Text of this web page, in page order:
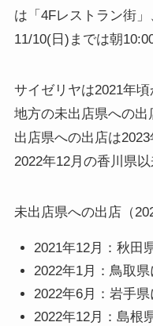
は「4Fレストラン街」
11/10(日)までは朝
サイゼリヤは2021年
地方の未出店県への
出店県への出店は
2022年12月の香川県以
未出店県への出店（
2021年12月：秋田
2022年1月：鳥取
2022年6月：岩手
2022年12月：島根